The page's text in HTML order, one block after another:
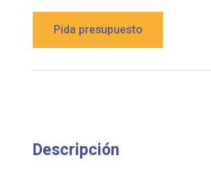
Pida presupuesto
Descripción